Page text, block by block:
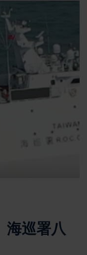
巡署八